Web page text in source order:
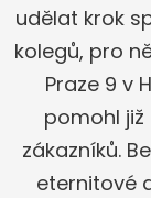
udělat krok
kolegů, pro
Praze 9 v
pomohl
zákazníků.
eternitové